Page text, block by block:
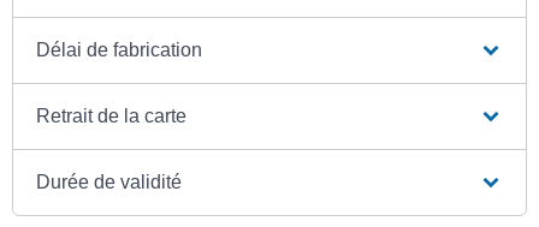
Délai de fabrication
Retrait de la carte
Durée de validité